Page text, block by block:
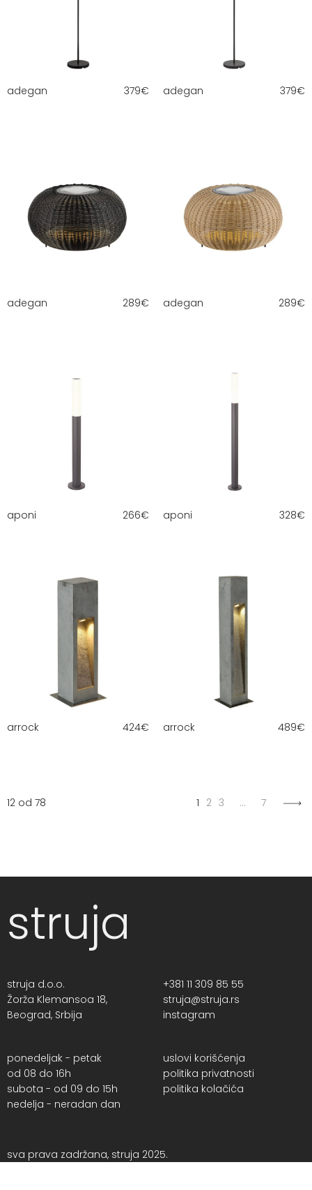
adegan 379€ adegan 379€
adegan 289€ adegan 289€
aponi 266€ aponi 328€
arrock 424€ arrock 489€
12 od 78 1 2 3 … 7
struja
struja d.o.o.
Žorža Klemansoa 18,
Beograd, Srbija
+381 11 309 85 55
struja@struja.rs
instagram
ponedeljak - petak
od 08 do 16h
subota - od 09 do 15h
nedelja - neradan dan
uslovi korišćenja
politika privatnosti
politika kolačića
sva prava zadržana, struja 2025.